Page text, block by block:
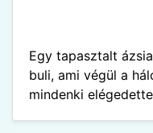
Egy tapasztalt
buli, ami végül a
mindenki